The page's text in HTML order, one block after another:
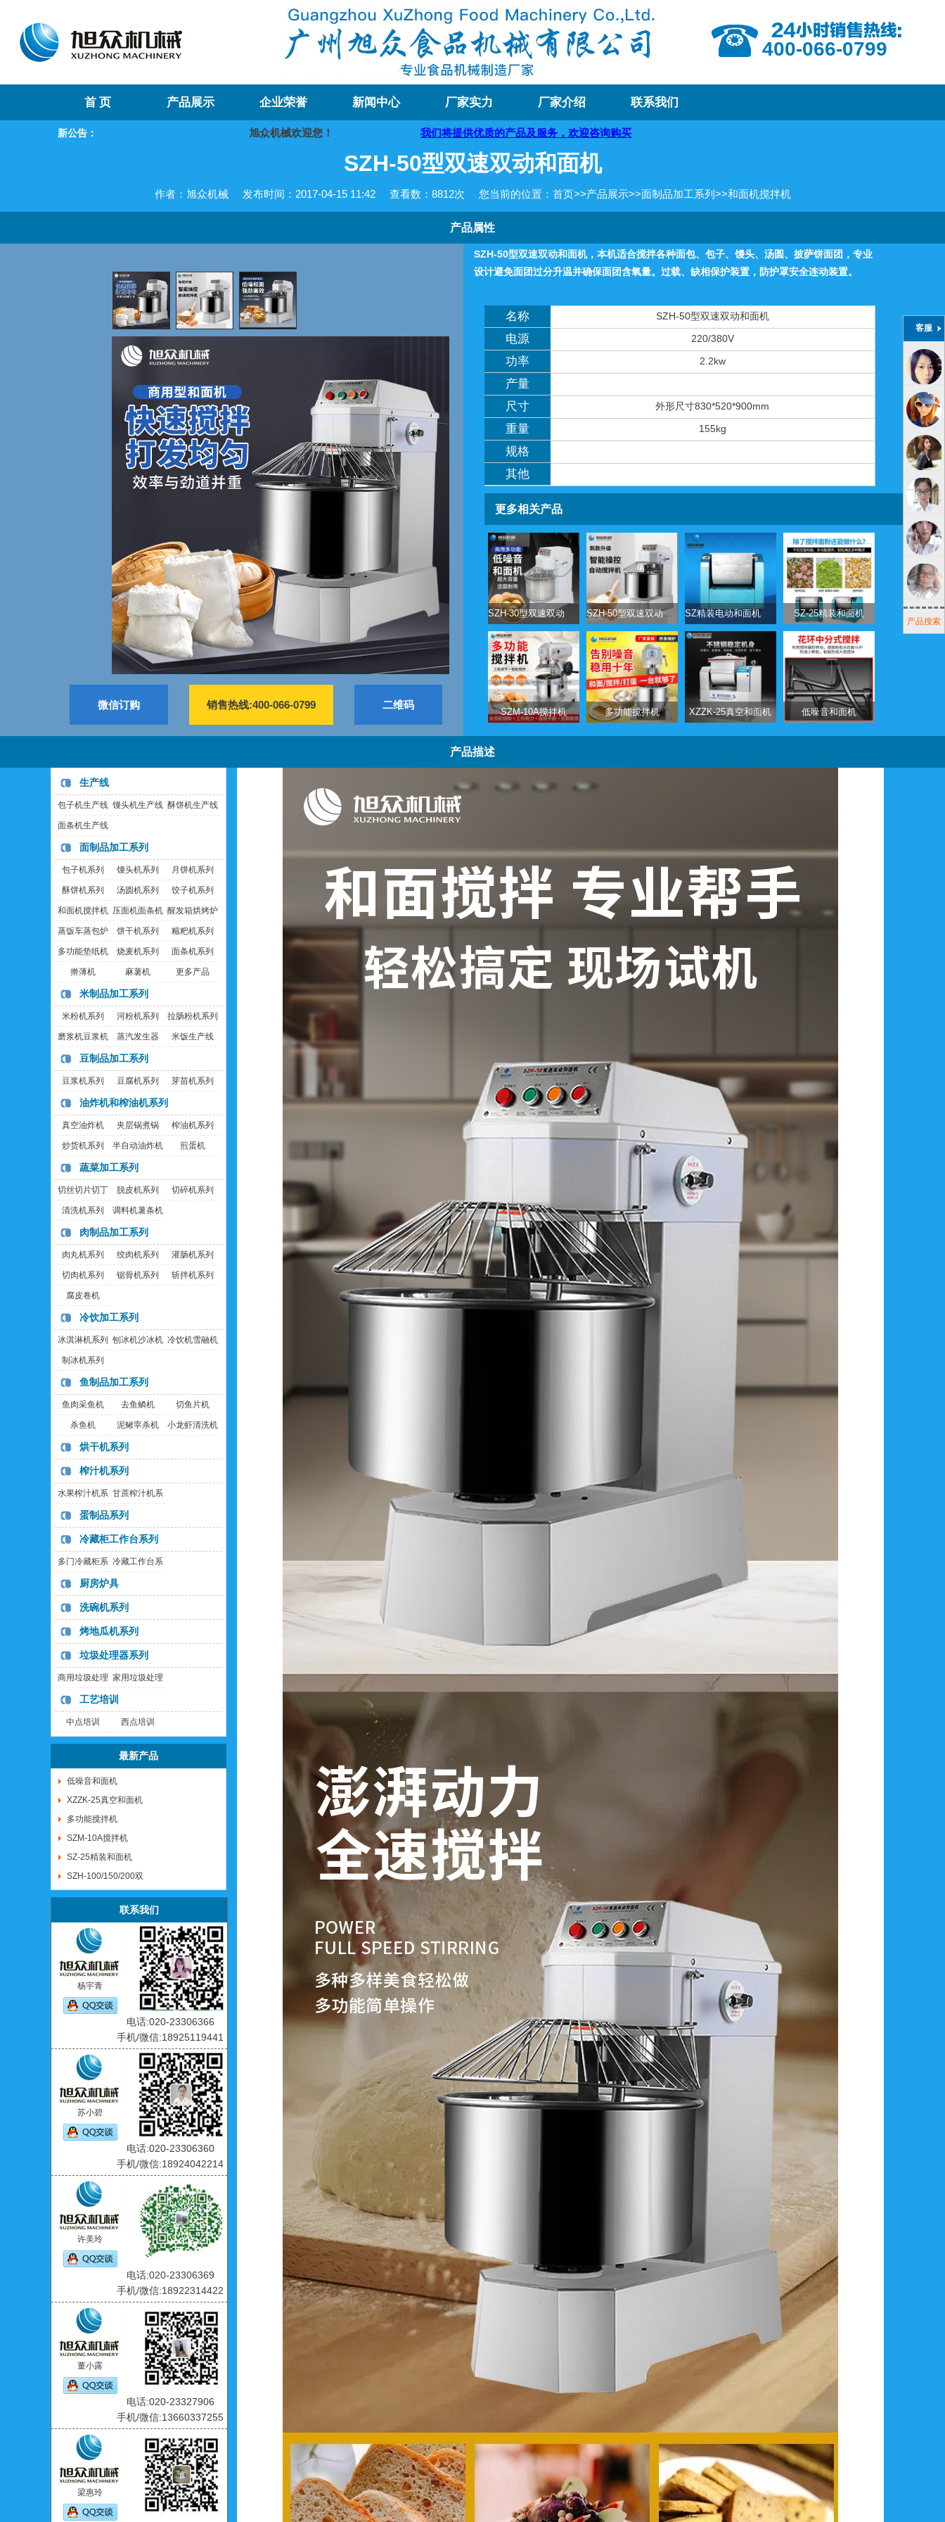
400-066-0799
首 页 产品展示 企业荣誉 新闻中心 厂家实力 厂家介绍 联系我们
新公告： 旭众机械欢迎您！我们将提供优质的产品及服务，欢迎咨询购买
SZH-50型双速双动和面机
作者：旭众机械 发布时间：2017-04-15 11:42 查看数： 8812次 您当前的位置： 首页>>产品展示>>面制品加工系列 >>和面机搅拌机
产品属性
微信订购 销售热线:400-066-0799 二维码
SZH-50型双速双动和面机，本机适合搅拌各种面包、包子、馒头、汤圆、披萨饼面团，专业
设计避免面团过分升温并确保面团含氧量。过载、缺相保护装置，防护罩安全连动装置。
名称 SZH-50型双速双动和面机
电源 220/380V
功率 2.2kw
产量
尺寸
外形尺寸830*520*900mm
重量 155kg
规格
其他
更多相关产品
SZH-50型双速双动和面机 SZ精装电动和面机系列 SZ-25精装和面机
SZM-10A搅拌机 多功能搅拌机 XZZK-25真空和面机 低噪音和面机
产品描述
生产线
包子机生产线 馒头机生产线 酥饼机生产线
面条机生产线
面制品加工系列
包子机系列 馒头机系列 月饼机系列
酥饼机系列 汤圆机系列 饺子机系列
和面机搅拌机 压面机面条机 醒发箱烘烤炉
蒸饭车蒸包炉 饼干机系列 糍粑机系列
多功能垫纸机 烧麦机系列 面条机系列
擀薄机 麻薯机 更多产品
米制品加工系列
米粉机系列 河粉机系列 拉肠粉机系列
磨浆机豆浆机 蒸汽发生器 米饭生产线
豆制品加工系列
豆浆机系列 豆腐机系列 芽苗机系列
油炸机和榨油机系列
真空油炸机 夹层锅煮锅 榨油机系列
炒货机系列 半自动油炸机 煎蛋机
蔬菜加工系列
切丝切片切丁
机
脱皮机系列 切碎机系列
清洗机系列 调料机薯条机
肉制品加工系列
肉丸机系列 绞肉机系列 灌肠机系列
切肉机系列 锯骨机系列 斩拌机系列
腐皮卷机
冷饮加工系列
冰淇淋机系列 刨冰机沙冰机 冷饮机雪融机
制冰机系列
鱼制品加工系列
鱼肉采鱼机 去鱼鳞机 切鱼片机
杀鱼机 泥鳅宰杀机 小龙虾清洗机
烘干机系列
榨汁机系列
水果榨汁机系
列
甘蔗榨汁机系
蛋制品系列
冷藏柜工作台系列
多门冷藏柜系
列
冷藏工作台系
厨房炉具
洗碗机系列
烤地瓜机系列
垃圾处理器系列
商用垃圾处理
器
家用垃圾处理
工艺培训
中点培训 西点培训
最新产品
低噪音和面机
XZZK-25真空和面机
多功能搅拌机
SZM-10A搅拌机
SZ-25精装和面机
SZH-100/150/200双
联系我们
杨宇青
电话:020-23306366
手机/微信:18925119441
苏小碧
电话:020-23306360
手机/微信:18924042214
许美玲
电话:020-23306369
手机/微信:18922314422
董小露
电话:020-23327906
手机/微信:13660337255
梁惠玲
客服
产品搜索